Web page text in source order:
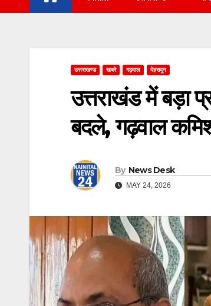
उत्तराखण्ड खबरे गढ़वाल देहरादून
उत्तराखंड में बड़ा
बदले, गढ़वाल
By News Desk
MAY 24, 2026